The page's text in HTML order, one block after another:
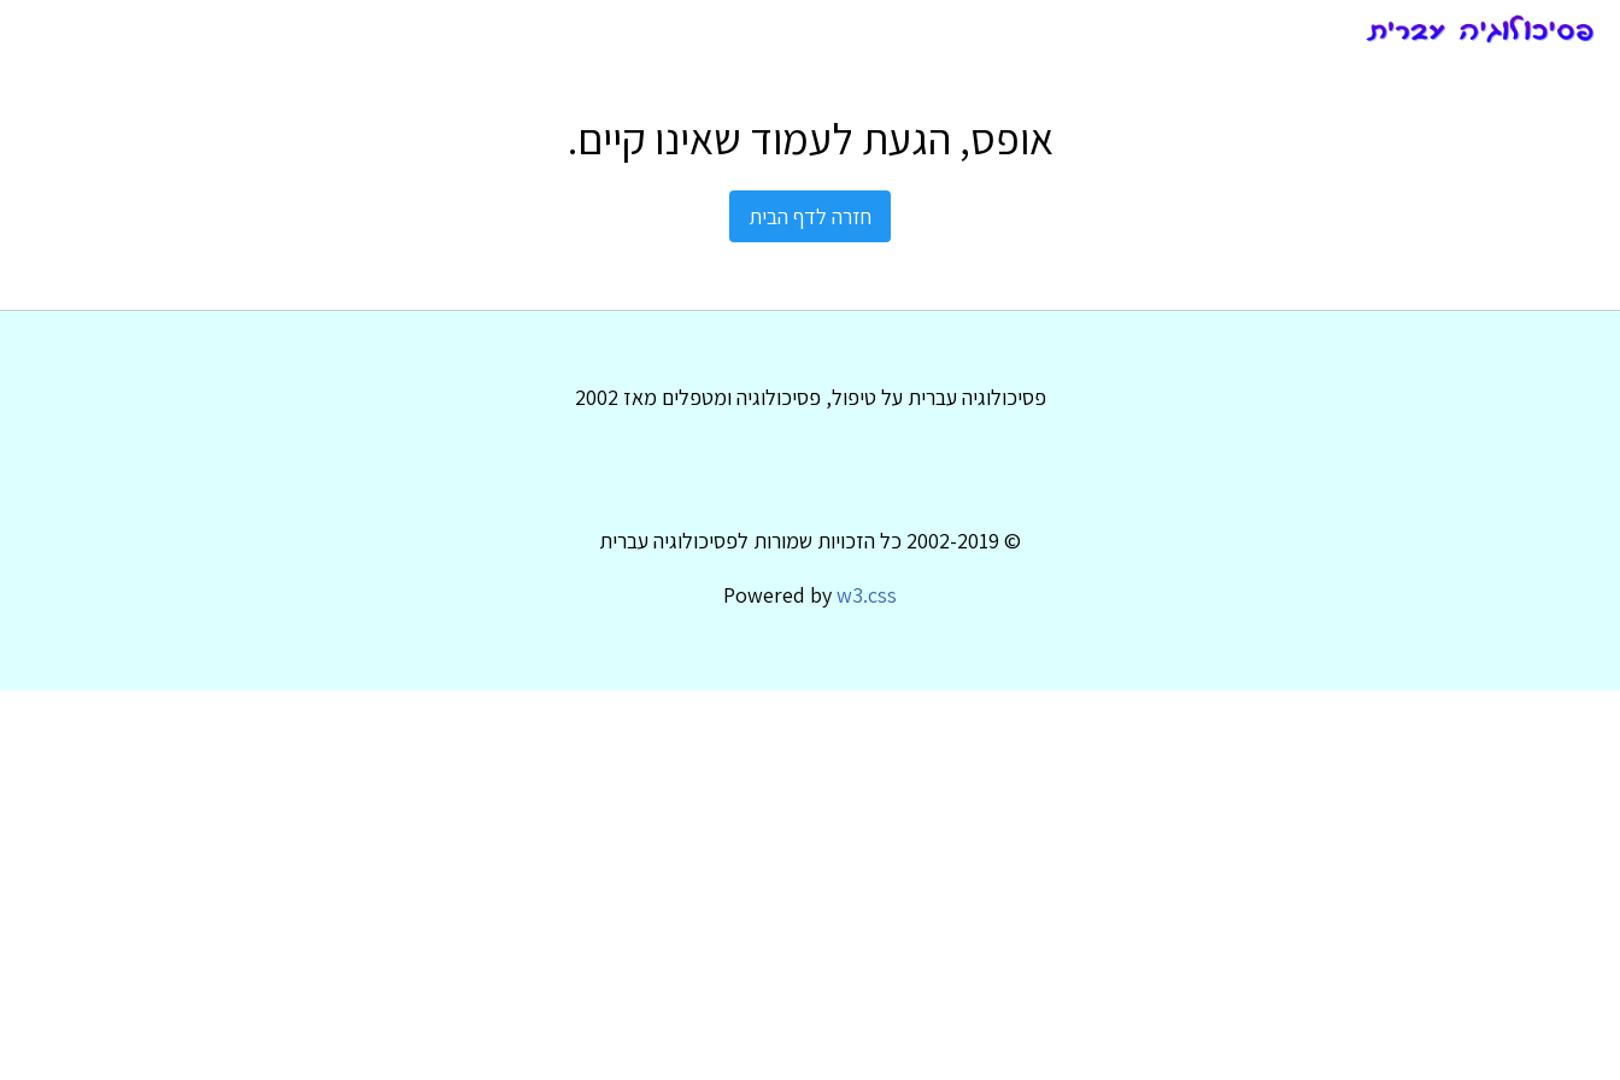
אופס, הגעת לעמוד שאינו קיים.
חזרה לדף הבית
פסיכולוגיה עברית על טיפול, פסיכולוגיה ומטפלים מאז 2002
© 2002-2019 כל הזכויות שמורות לפסיכולוגיה עברית
Powered byw3.css